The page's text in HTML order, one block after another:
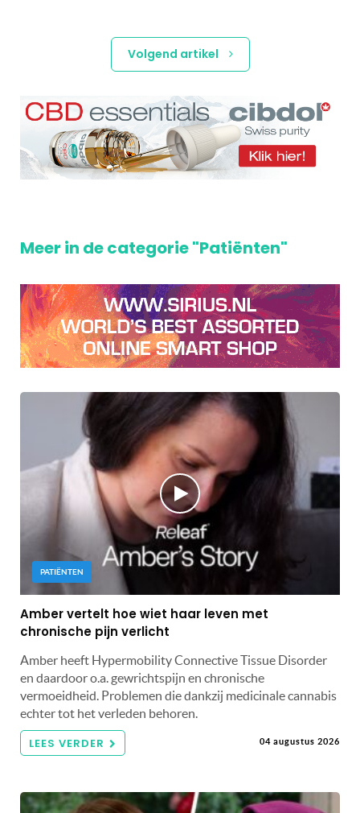
Volgend artikel
Meer in de categorie "Patiënten"
PATIËNTEN
Amber vertelt hoe wiet haar leven met
chronische pijn verlicht
Amber heeft Hypermobility Connective Tissue Disorder
en daardoor o.a. gewrichtspijn en chronische
vermoeidheid. Problemen die dankzij medicinale cannabis
echter tot het verleden behoren.
LEES VERDER 04 augustus 2026